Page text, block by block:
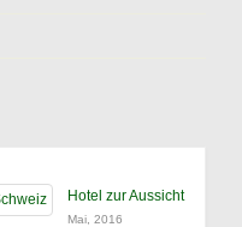
Hotel zur Aussicht
Mai, 2016